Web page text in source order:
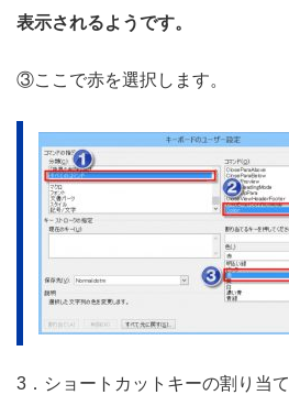
表示されるようです。
③ここで赤を選択します。
3．ショートカットキーの割り当て